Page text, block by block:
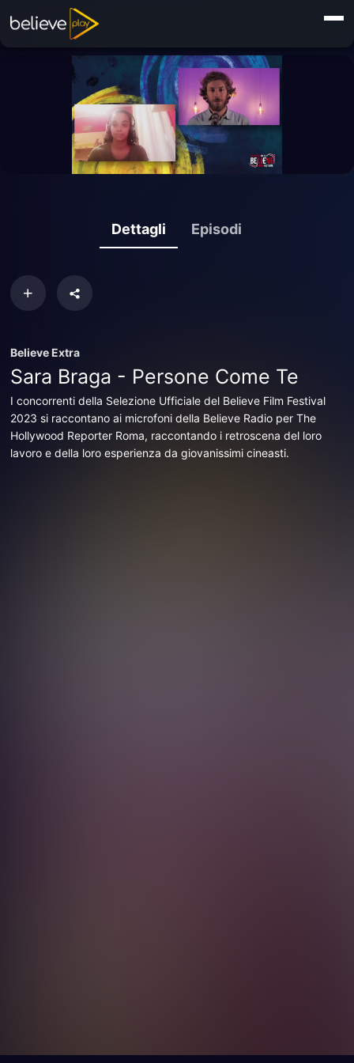
Dettagli Episodi
Believe Extra
Sara Braga - Persone Come Te
I concorrenti della Selezione Ufficiale del Believe Film Festival
2023 si raccontano ai microfoni della Believe Radio per The
Hollywood Reporter Roma, raccontando i retroscena del loro
lavoro e della loro esperienza da giovanissimi cineasti.